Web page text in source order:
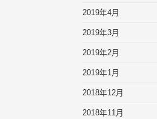
2019年4月
2019年3月
2019年2月
2019年1月
2018年12月
2018年11月